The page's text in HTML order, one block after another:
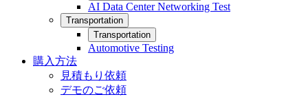
AI Data Center Networking Test
Transportation
Transportation
Automotive Testing
購入方法
見積もり依頼
デモのご依頼